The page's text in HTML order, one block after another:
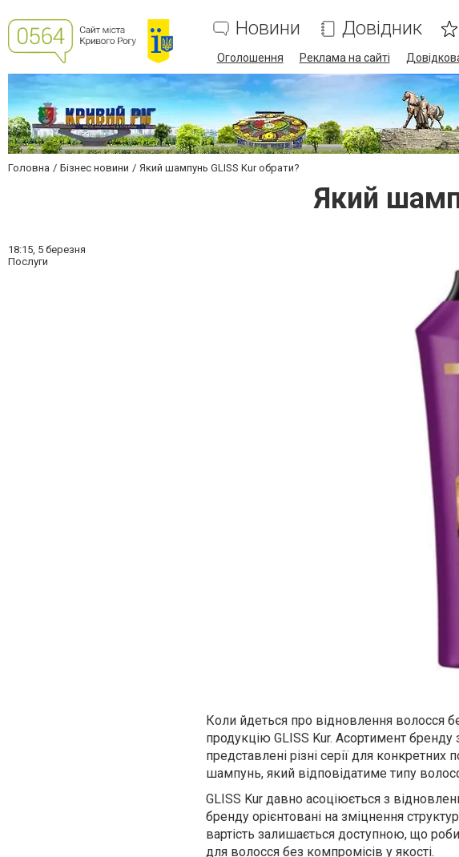
Новини Довідник
Оголошення Реклама на сайті
Головна Бізнес новини Який шампунь GLISS Kur обрати?
Який
18:15, 5 березня
Послуги
Коли йдеться про відновлення волосся
продукцію GLISS Kur. Асортимент
представлені різні серії для
шампунь, який відповідатиме типу
GLISS Kur давно асоціюється з
бренду орієнтовані на зміцнення
вартість залишається доступною, що
для волосся без компромісів у якості.